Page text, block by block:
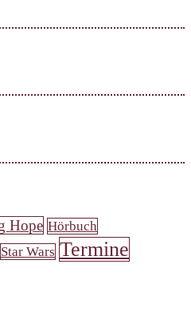
Hope Hörbuch
Star Wars Termine